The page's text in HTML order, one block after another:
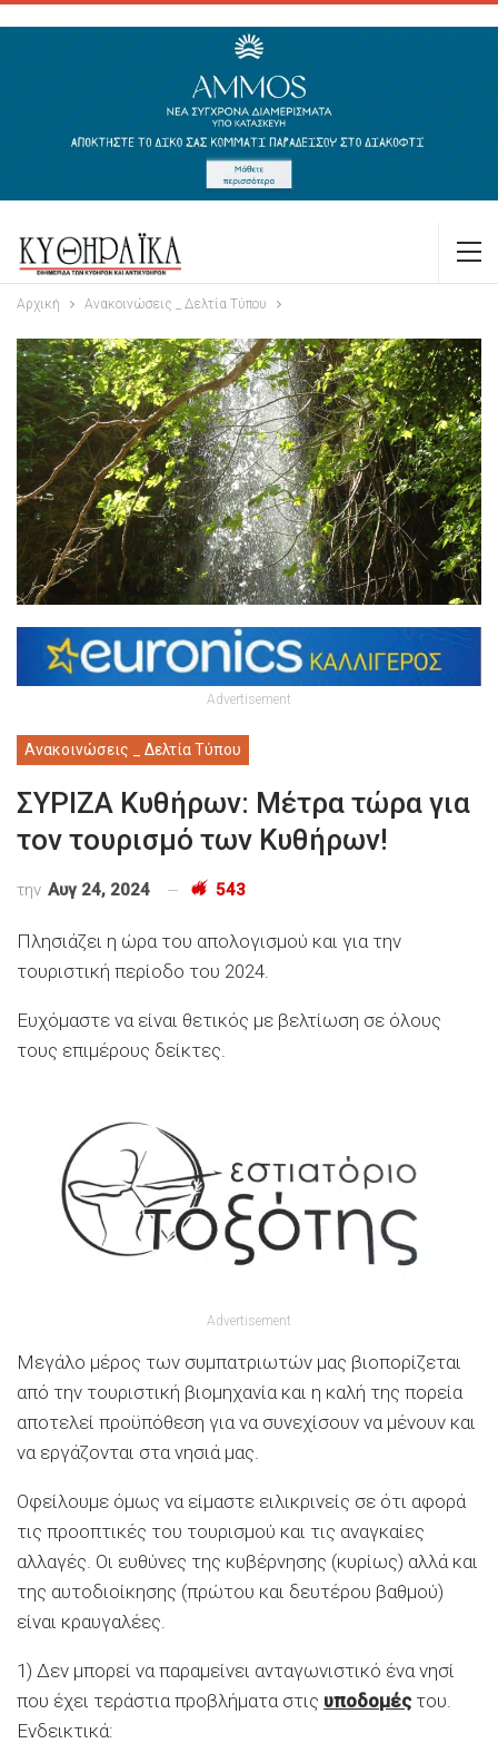
Αρχική Ανακοινώσεις _ Δελτία Τύπου
Advertisement
Ανακοινώσεις _ Δελτία Τύπου
ΣΥΡΙΖΑ Κυθήρων: Μέτρα τώρα για
τον τουρισμό των Κυθήρων!
την Αυγ 24, 2024 543
Πλησιάζει η ώρα του απολογισμού και για την
τουριστική περίοδο του 2024.
Ευχόμαστε να είναι θετικός με βελτίωση σε όλους
τους επιμέρους δείκτες.
Advertisement
Μεγάλο μέρος των συμπατριωτών μας βιοπορίζεται
από την τουριστική βιομηχανία και η καλή της πορεία
αποτελεί προϋπόθεση για να συνεχίσουν να μένουν και
να εργάζονται στα νησιά μας.
Οφείλουμε όμως να είμαστε ειλικρινείς σε ότι αφορά
τις προοπτικές του τουρισμού και τις αναγκαίες
αλλαγές. Οι ευθύνες της κυβέρνησης (κυρίως) αλλά και
της αυτοδιοίκησης (πρώτου και δευτέρου βαθμού)
είναι κραυγαλέες.
1) Δεν μπορεί να παραμείνει ανταγωνιστικό ένα νησί
που έχει τεράστια προβλήματα στις υποδομέςτου.
Ενδεικτικά: